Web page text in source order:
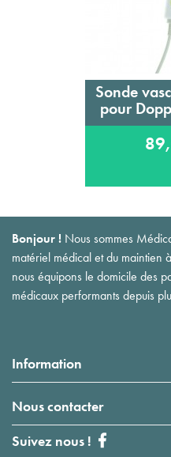
Sonde
pour
Bonjour ! Nous sommes
matériel médical et du maintien
nous équipons le domicile des
médicaux performants depuis
Information
Nous contacter
Suivez nous !